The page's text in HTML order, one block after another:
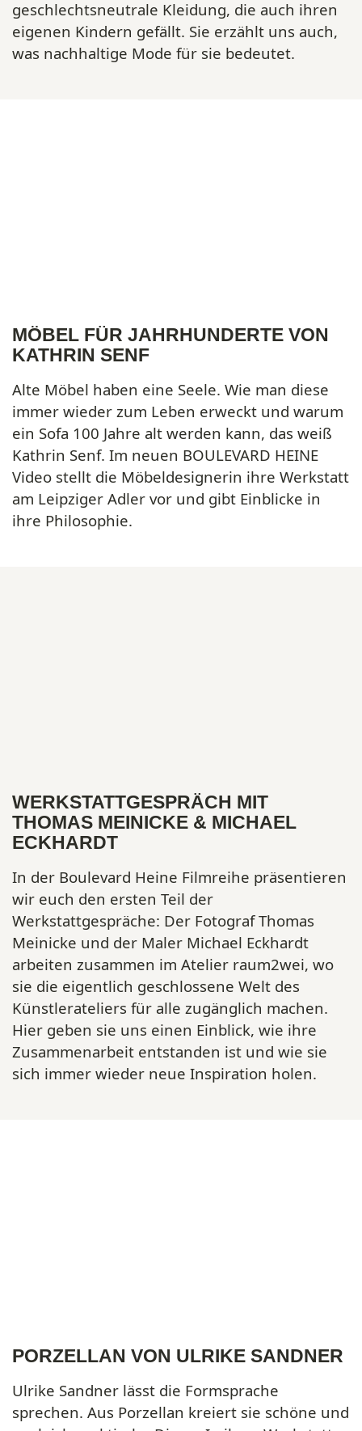
geschlechtsneutrale Kleidung, die auch ihren
eigenen Kindern gefällt. Sie erzählt uns auch,
was nachhaltige Mode für sie bedeutet.
MÖBEL FÜR JAHRHUNDERTE VON
KATHRIN SENF
Alte Möbel haben eine Seele. Wie man diese
immer wieder zum Leben erweckt und warum
ein Sofa 100 Jahre alt werden kann, das weiß
Kathrin Senf. Im neuen BOULEVARD HEINE
Video stellt die Möbeldesignerin ihre Werkstatt
am Leipziger Adler vor und gibt Einblicke in
ihre Philosophie.
WERKSTATTGESPRÄCH MIT
THOMAS MEINICKE & MICHAEL
ECKHARDT
In der Boulevard Heine Filmreihe präsentieren
wir euch den ersten Teil der
Werkstattgespräche: Der Fotograf Thomas
Meinicke und der Maler Michael Eckhardt
arbeiten zusammen im Atelier raum2wei, wo
sie die eigentlich geschlossene Welt des
Künstlerateliers für alle zugänglich machen.
Hier geben sie uns einen Einblick, wie ihre
Zusammenarbeit entstanden ist und wie sie
sich immer wieder neue Inspiration holen.
PORZELLAN VON ULRIKE SANDNER
Ulrike Sandner lässt die Formsprache
sprechen. Aus Porzellan kreiert sie schöne und